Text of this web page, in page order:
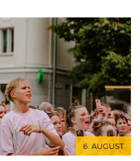
6. AUGUST